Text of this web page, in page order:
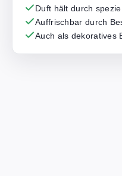
Duft hält durch
Auffrischbar durch
Auch als dekoratives